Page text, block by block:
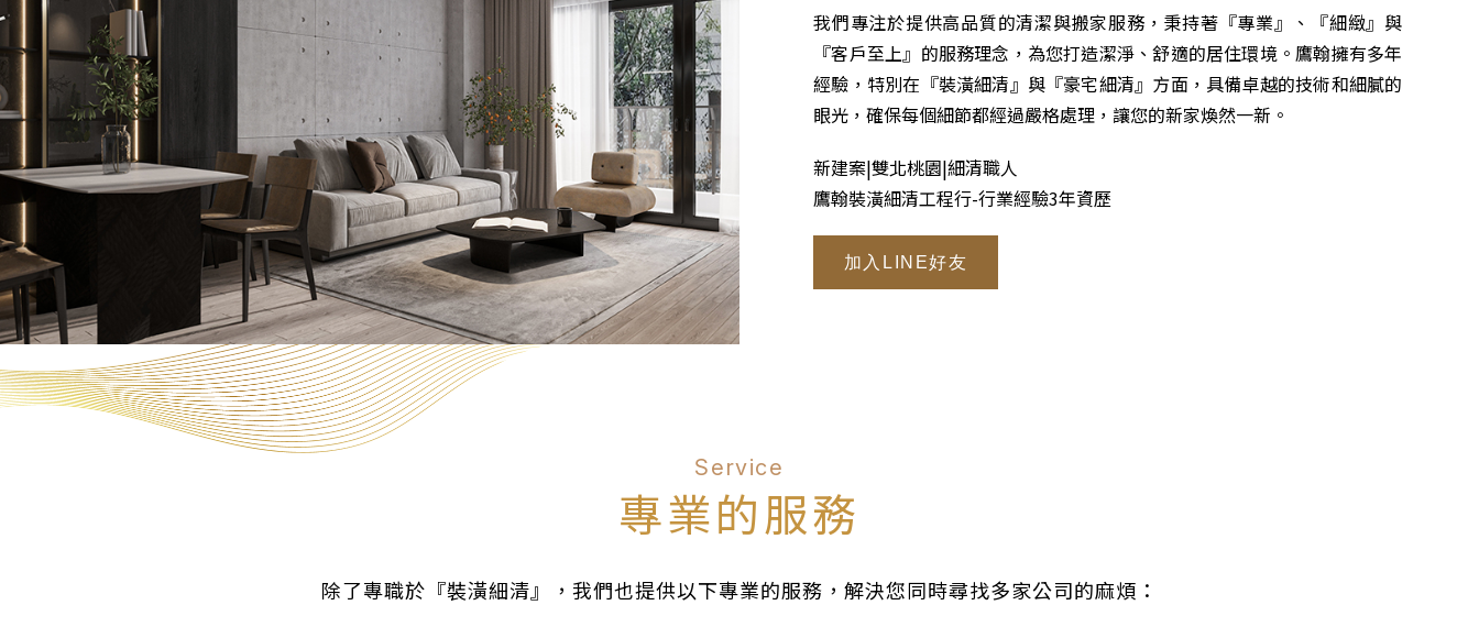
我們專注於提供高品質的清潔與搬家服務，秉持著『專業』、『細緻』與
『客戶至上』的服務理念，為您打造潔淨、舒適的居住環境。鷹翰擁有多年
經驗，特別在『裝潢細清』與『豪宅細清』方面，具備卓越的技術和細膩的
眼光，確保每個細節都經過嚴格處理，讓您的新家煥然一新。
新建案|雙北桃園|細清職人
鷹翰裝潢細清工程行-行業經驗3年資歷
加入LINE好友
Service
專業的服務
除了專職於『裝潢細清』，我們也提供以下專業的服務，解決您同時尋找多家公司的麻煩：